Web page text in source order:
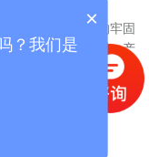
特别是镀铬饰条的牢固
饰条的粘接固定后，产
表现出色，无明显脱
胶的粘接强度提高了
×
？我们是